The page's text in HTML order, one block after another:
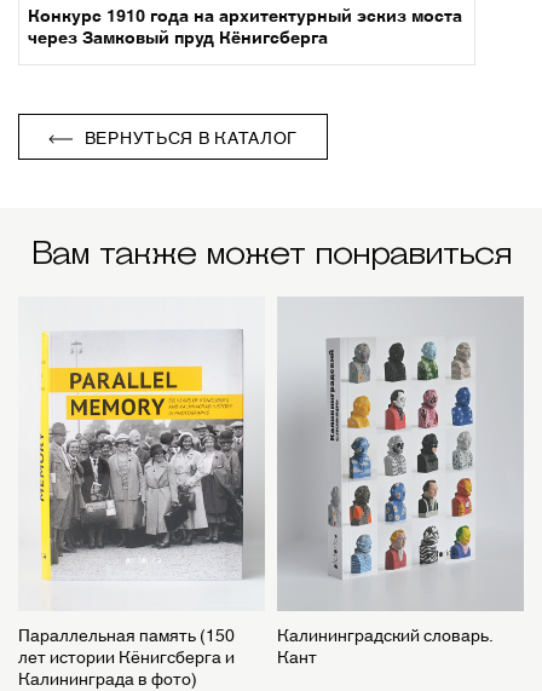
Конкурс 1910 года на архитектурный эскиз моста
через Замковый пруд Кёнигсберга
ВЕРНУТЬСЯ В КАТАЛОГ
Вам также может понравиться
Параллельная память (150
лет истории Кёнигсберга и
Калининграда в фото)
Калининградский словарь.
Кант